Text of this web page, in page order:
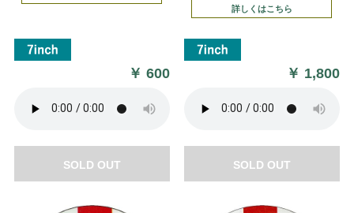
￥600
SOLD OUT
詳しくはこちら
￥ 1,800
SOLD OUT